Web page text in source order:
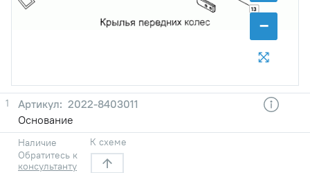
−
13
1
2022-8403011
Основание
Наличие
Обратитесь к
консультанту
К схеме